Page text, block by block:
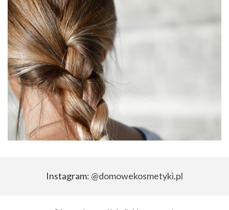
Instagram: @domowekosmetyki.pl